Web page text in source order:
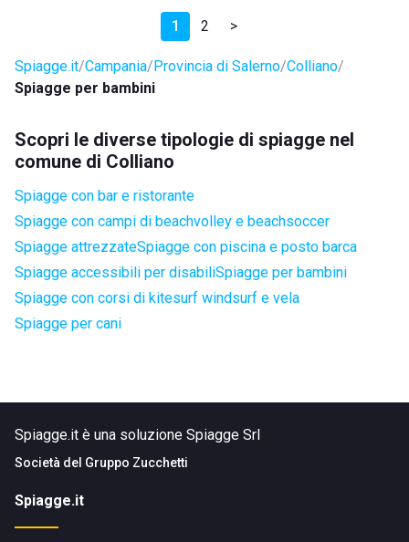
1 2 >
Spiagge.it Campania Provincia di Salerno Colliano
Spiagge per bambini
Scopri le diverse tipologie di spiagge nel
comune di Colliano
Spiagge con bar e ristorante
Spiagge con campi di beachvolley e beachsoccer
Spiagge attrezzateSpiagge con piscina e posto barca
Spiagge accessibili per disabiliSpiagge per bambini
Spiagge con corsi di kitesurf windsurf e vela
Spiagge per cani
Spiagge.it è una soluzione Spiagge Srl
Società del Gruppo Zucchetti
Spiagge.it